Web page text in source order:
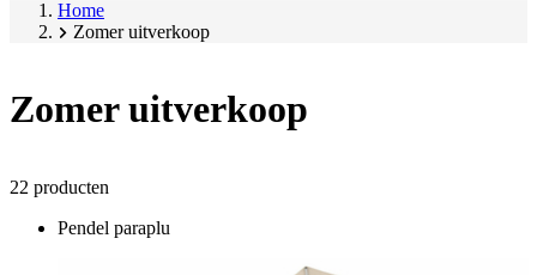
Home
Zomer uitverkoop
Zomer uitverkoop
22 producten
Pendel paraplu